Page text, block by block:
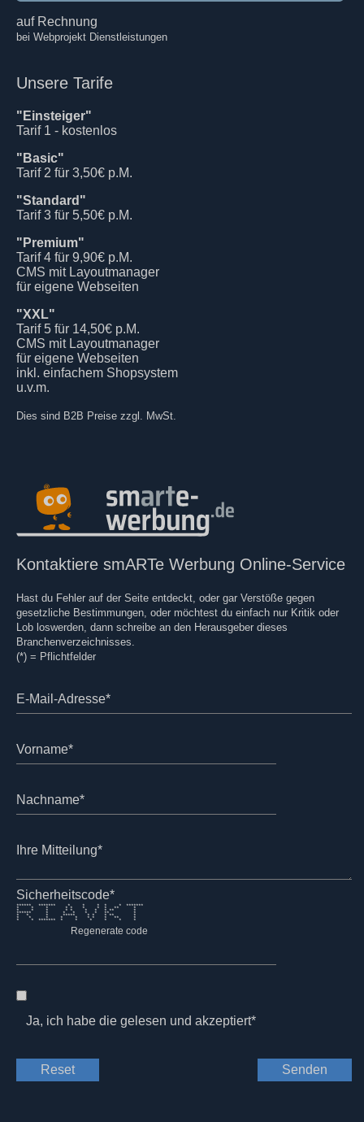
auf Rechnung
bei Webprojekt Dienstleistungen
Unsere Tarife
"Einsteiger"
Tarif 1 - kostenlos
"Basic"
Tarif 2 für 3,50€ p.M.
"Standard"
Tarif 3 für 5,50€ p.M.
"Premium"
Tarif 4 für 9,90€ p.M.
CMS mit Layoutmanager
für eigene Webseiten
"XXL"
Tarif 5 für 14,50€ p.M.
CMS mit Layoutmanager
für eigene Webseiten
inkl. einfachem Shopsystem
u.v.m.
Dies sind B2B Preise zzgl. MwSt.
Kontaktiere smARTe Werbung Online-Service
Hast du Fehler auf der Seite entdeckt, oder gar Verstöße gegen
gesetzliche Bestimmungen, oder möchtest du einfach nur Kritik oder
Lob loswerden, dann schreibe an den Herausgeber dieses
Branchenverzeichnisses.
(*) = Pflichtfelder
E-Mail-Adresse*
Vorname*
Nachname*
Ihre Mitteilung*
Sicherheitscode*
****** ******* * * * * * *******
* * * * * * * * ** *
* * * * * * * * ** *
****** * * * * * ** *
* * * ***** * * * ** *
* * * * * * * * ** *
* * ******* * * * * * *
Regenerate code
Ja, ich habe die gelesen und akzeptiert*
Senden
Reset